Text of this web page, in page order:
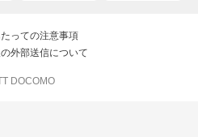
っての注意事項
外部送信について
DOCOMO